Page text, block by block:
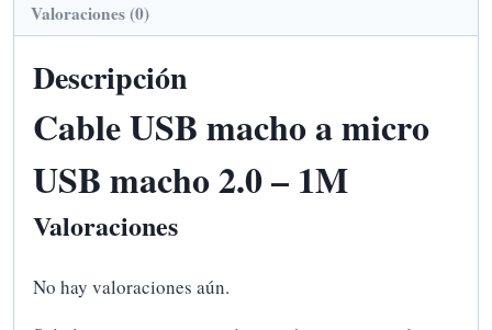
Valoraciones (0)
Descripción
Cable USB macho a micro
USB macho 2.0 – 1M
Valoraciones
No hay valoraciones aún.